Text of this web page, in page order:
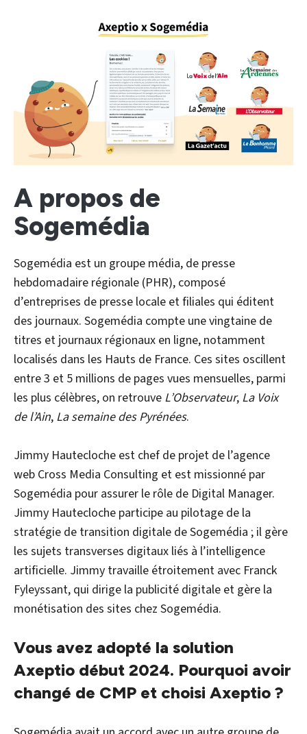
A propos de
Sogemédia
Sogemédia est un groupe média, de presse
hebdomadaire régionale (PHR), composé
d’entreprises de presse locale et filiales qui éditent
des journaux. Sogemédia compte une vingtaine de
titres et journaux régionaux en ligne, notamment
localisés dans les Hauts de France. Ces sites oscillent
entre 3 et 5 millions de pages vues mensuelles, parmi
les plus célèbres, on retrouve L’Observateur, La Voix
de l’Ain, La semaine des Pyrénées.
Jimmy Hautecloche est chef de projet de l’agence
web Cross Media Consulting et est missionné par
Sogemédia pour assurer le rôle de Digital Manager.
Jimmy Hautecloche participe au pilotage de la
stratégie de transition digitale de Sogemédia ; il gère
les sujets transverses digitaux liés à l’intelligence
artificielle. Jimmy travaille étroitement avec Franck
Fyleyssant, qui dirige la publicité digitale et gère la
monétisation des sites chez Sogemédia.
Vous avez adopté la solution
Axeptio début 2024. Pourquoi avoir
changé de CMP et choisi Axeptio ?